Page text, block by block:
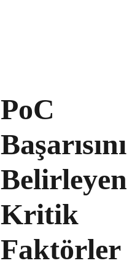
PoC
Başarısını
Belirleyen
Kritik
Faktörler